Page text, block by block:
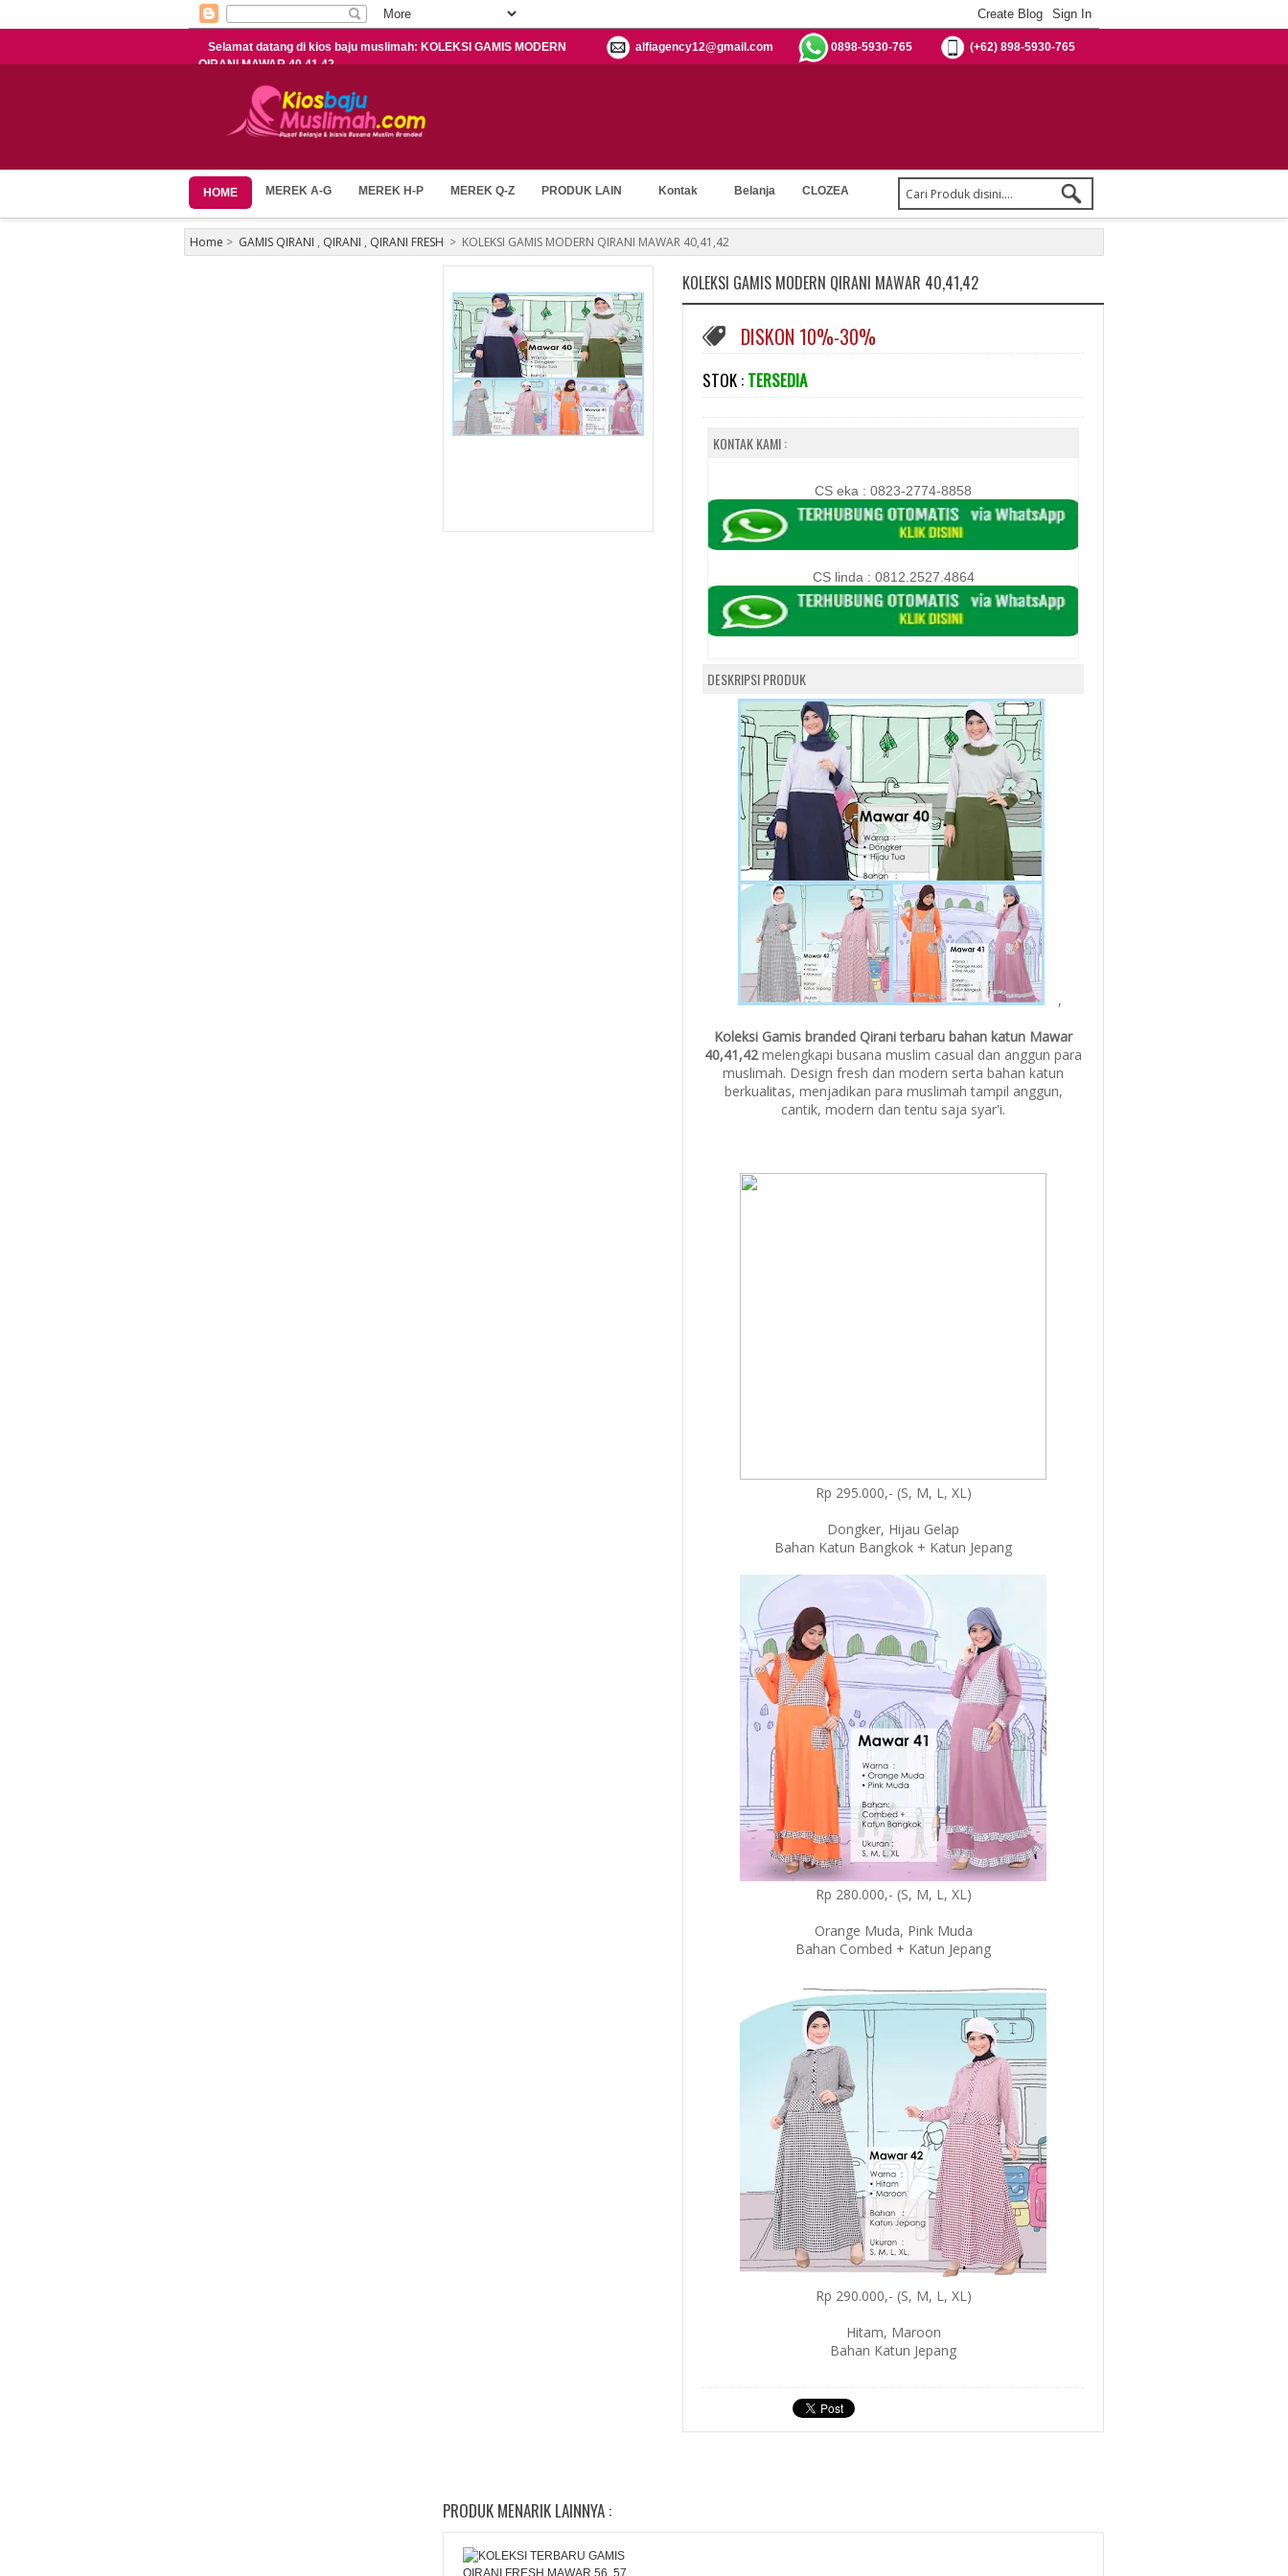
Selamat datang di kios baju muslimah: KOLEKSI GAMIS MODERN
QIRANI MAWAR 40,41,42
(+62) 898-5930-765
0898-5930-765
alfiagency12@gmail.com
HOME MEREK A-G MEREK H-P MEREK Q-Z PRODUK LAIN Kontak Belanja CLOZEA
Home > GAMIS QIRANI , QIRANI , QIRANI FRESH > KOLEKSI GAMIS MODERN QIRANI MAWAR 40,41,42
KOLEKSI GAMIS MODERN QIRANI MAWAR 40,41,42
DISKON 10%-30%
STOK : TERSEDIA
KONTAK KAMI :
CS eka : 0823-2774-8858
CS linda : 0812.2527.4864
DESKRIPSI PRODUK
,
Koleksi Gamis branded Qirani terbaru bahan katun Mawar
40,41,42melengkapi busana muslim casual dan anggun para
muslimah. Design fresh dan modern serta bahan katun
berkualitas, menjadikan para muslimah tampil anggun,
cantik, modern dan tentu saja syar'i.
Rp 295.000,- (S, M, L, XL)
Dongker, Hijau Gelap
Bahan Katun Bangkok + Katun Jepang
Rp 280.000,- (S, M, L, XL)
Orange Muda, Pink Muda
Bahan Combed + Katun Jepang
Rp 290.000,- (S, M, L, XL)
Hitam, Maroon
Bahan Katun Jepang
PRODUK MENARIK LAINNYA :